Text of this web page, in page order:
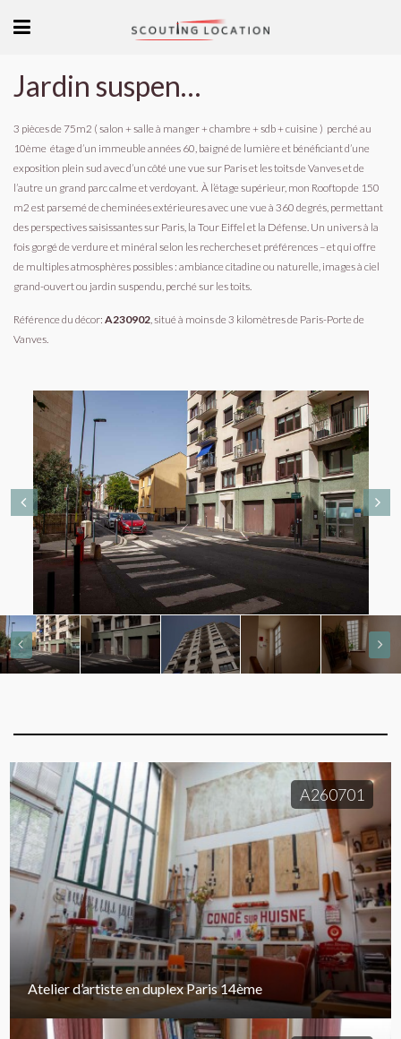
Jardin suspendu sur le sud-ouest parisien
3 pièces de 75m2 ( salon + salle à manger + chambre + sdb + cuisine ) perché au
10ème étage d’un immeuble années 60, baigné de lumière et bénéficiant d’une
exposition plein sud avec d’un côté une vue sur Paris et les toits de Vanves et de
l’autre un grand parc calme et verdoyant. À l’étage supérieur, mon Rooftop de 150
m2 est parsemé de cheminées extérieures avec une vue à 360 degrés, permettant
des perspectives saisissantes sur Paris, la Tour Eiffel et la Défense. Un univers à la
fois gorgé de verdure et minéral selon les recherches et préférences – et qui offre
de multiples atmosphères possibles : ambiance citadine ou naturelle, images à ciel
grand-ouvert ou jardin suspendu, perché sur les toits.
Référence du décor: A230902, situé à moins de 3 kilomètres de Paris-Porte de
Vanves.
A260701
Atelier d’artiste en duplex Paris 14ème